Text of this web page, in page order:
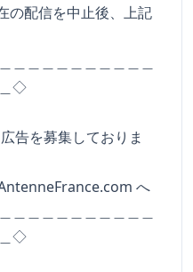
配信を中止後、上記
＿＿＿＿＿＿＿＿＿
＿◇
を募集しておりま
へ
＿＿＿＿＿＿＿＿＿
＿◇